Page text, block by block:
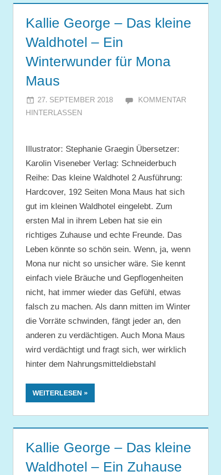
Kallie George – Das kleine
Waldhotel – Ein
Winterwunder für Mona
Maus
27. SEPTEMBER 2018 JULIA
KOMMENTAR
HINTERLASSEN
Illustrator: Stephanie Graegin Übersetzer:
Karolin Viseneber Verlag: Schneiderbuch
Reihe: Das kleine Waldhotel 2 Ausführung:
Hardcover, 192 Seiten Mona Maus hat sich
gut im kleinen Waldhotel eingelebt. Zum
ersten Mal in ihrem Leben hat sie ein
richtiges Zuhause und echte Freunde. Das
Leben könnte so schön sein. Wenn, ja, wenn
Mona nur nicht so unsicher wäre. Sie kennt
einfach viele Bräuche und Gepflogenheiten
nicht, hat immer wieder das Gefühl, etwas
falsch zu machen. Als dann mitten im Winter
die Vorräte schwinden, fängt jeder an, den
anderen zu verdächtigen. Auch Mona Maus
wird verdächtigt und fragt sich, wer wirklich
hinter dem Nahrungsmitteldiebstahl
WEITERLESEN
Kallie George – Das kleine
Waldhotel – Ein Zuhause